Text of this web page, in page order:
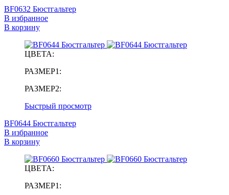
BF0632 Бюстгальтер
В избранное
В корзину
ЦВЕТА:
РАЗМЕР1:
РАЗМЕР2:
Быстрый просмотр
BF0644 Бюстгальтер
В избранное
В корзину
ЦВЕТА:
РАЗМЕР1: